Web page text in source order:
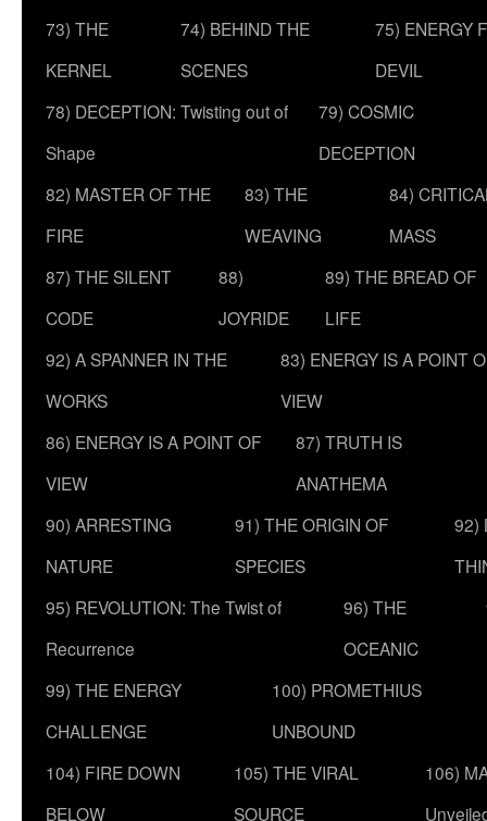
73) THE
KERNEL
74) BEHIND THE
SCENES
75) ENERGY
DEVIL
78) DECEPTION: Twisting out of
Shape
79) COSMIC
DECEPTION
82) MASTER OF THE
FIRE
83) THE
WEAVING
84)
MASS
87) THE SILENT
CODE
88)
JOYRIDE
89) THE BREAD OF
LIFE
92) A SPANNER IN THE
WORKS
83) ENERGY IS A POINT
VIEW
86) ENERGY IS A POINT OF
VIEW
87) TRUTH IS
ANATHEMA
90) ARRESTING
NATURE
91) THE ORIGIN OF
SPECIES
92)
95) REVOLUTION: The Twist of
Recurrence
96) THE
OCEANIC
99) THE ENERGY
CHALLENGE
100) PROMETHIUS
UNBOUND
104) FIRE DOWN
BELOW
105) THE VIRAL
SOURCE
106)